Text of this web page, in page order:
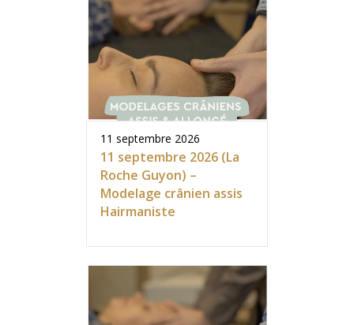
11 septembre 2026
11 septembre 2026 (La
Roche Guyon) –
Modelage crânien assis
Hairmaniste